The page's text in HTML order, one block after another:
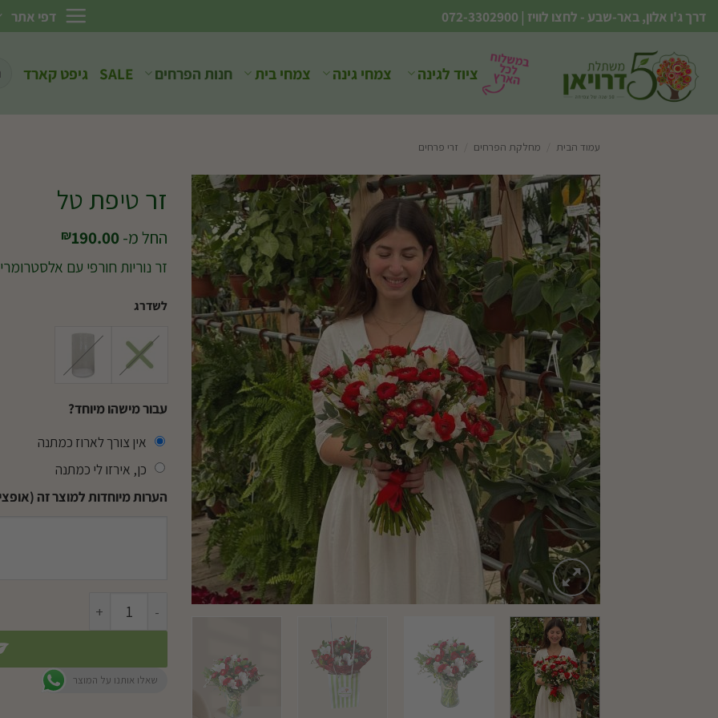
Skip
to
content
דרך ג'ו אלון, באר-שבע - לחצו לוויז |
072-3302900 דפי אתר
ציוד לגינה צמחי גינה צמחי בית חנות הפרחים SALE גיפט קארד
עמוד הבית מחלקת הפרחים זרי פרחים
זר טיפת טל
החל מ- ₪190.00
זר נוריות חורפי עם
לשדרג
עבור מישהו מיוחד?
אין צורך לארוז כמתנה
כן, אירזו לי כמתנה
הערות מיוחדות למוצר זה
שאלו אותנו על המוצר